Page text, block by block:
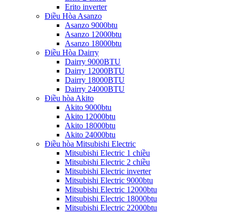
Erito inverter
Điều Hòa Asanzo
Asanzo 9000btu
Asanzo 12000btu
Asanzo 18000btu
Điều Hòa Dairry
Dairry 9000BTU
Dairry 12000BTU
Dairry 18000BTU
Dairry 24000BTU
Điều hòa Akito
Akito 9000btu
Akito 12000btu
Akito 18000btu
Akito 24000btu
Điều hòa Mitsubishi Electric
Mitsubishi Electric 1 chiều
Mitsubishi Electric 2 chiều
Mitsubishi Electric inverter
Mitsubishi Electric 9000btu
Mitsubishi Electric 12000btu
Mitsubishi Electric 18000btu
Mitsubishi Electric 22000btu